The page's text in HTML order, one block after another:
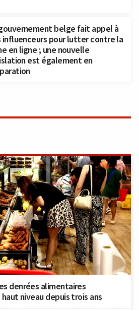
belge fait appel à
influenceurs pour lutter contre la
en ligne ; une nouvelle
est également en
denrées alimentaires
niveau depuis trois ans